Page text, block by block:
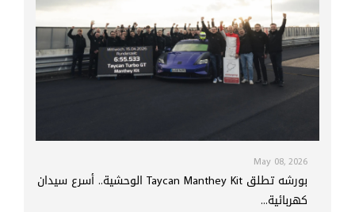
May 08, 2026
بورشه تطلق Taycan Manthey Kit الوحشية.. أسرع سيدان
كهربائية...